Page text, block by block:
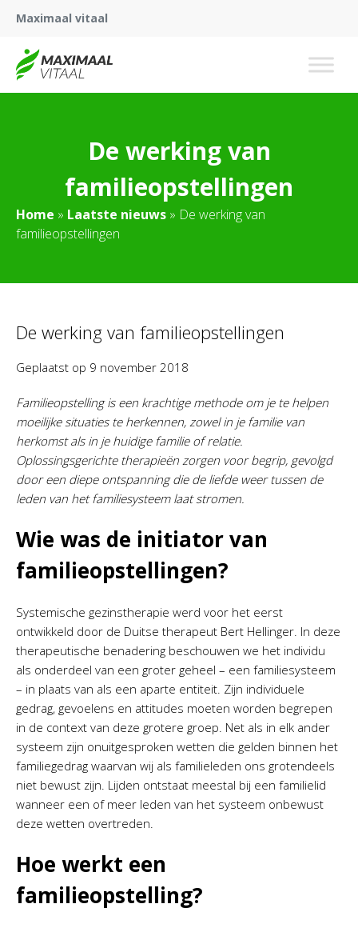
Maximaal vitaal
De werking van
familieopstellingen
Home » Laatste nieuws » De werking van
familieopstellingen
De werking van familieopstellingen
Geplaatst op 9 november 2018
Familieopstelling is een krachtige methode om je te helpen
moeilijke situaties te herkennen, zowel in je familie van
herkomst als in je huidige familie of relatie.
Oplossingsgerichte therapieën zorgen voor begrip, gevolgd
door een diepe ontspanning die de liefde weer tussen de
leden van het familiesysteem laat stromen.
Wie was de initiator van
familieopstellingen?
Systemische gezinstherapie werd voor het eerst
ontwikkeld door de Duitse therapeut Bert Hellinger. In deze
therapeutische benadering beschouwen we het individu
als onderdeel van een groter geheel – een familiesysteem
– in plaats van als een aparte entiteit. Zijn individuele
gedrag, gevoelens en attitudes moeten worden begrepen
in de context van deze grotere groep. Net als in elk ander
systeem zijn onuitgesproken wetten die gelden binnen het
familiegedrag waarvan wij als familieleden ons grotendeels
niet bewust zijn. Lijden ontstaat meestal bij een familielid
wanneer een of meer leden van het systeem onbewust
deze wetten overtreden.
Hoe werkt een
familieopstelling?